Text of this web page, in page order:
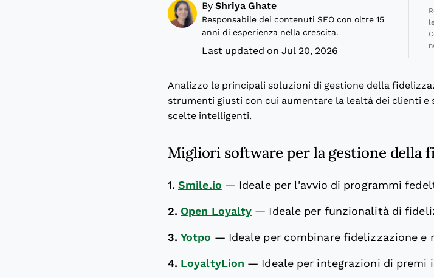
By Shriya Ghate
Responsabile dei contenuti SEO con oltre 15
anni di esperienza nella crescita.
Last updated on Jul 20, 2026
Analizzo le principali soluzioni di gestione della
strumenti giusti con cui aumentare la lealtà dei clienti
scelte intelligenti.
Migliori software per la gestione della
1. Smile.io — Ideale per l'avvio di programmi
2. Open Loyalty — Ideale per funzionalità di
3. Yotpo — Ideale per combinare fidelizzazione e
4. LoyaltyLion — Ideale per integrazioni di premi